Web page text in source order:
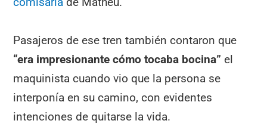
Pasajeros de ese tren también contaron que
“era impresionante cómo tocaba bocina” el
maquinista cuando vio que la persona se
interponía en su camino, con evidentes
intenciones de quitarse la vida.